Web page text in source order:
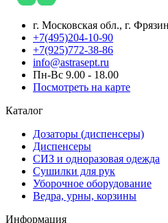
г. Московская обл., г.
+7(495)204-10-90
+7(925)772-38-86
info@astrasept.ru
Пн-Вс 9.00 - 18.00
Посмотреть на карте
Каталог
Дозаторы (диспенсеры)
Диспенсеры
СИЗ и одноразовая одежда
Сушилки для рук
Уборочное оборудование
Ведра, урны, корзины
Информация